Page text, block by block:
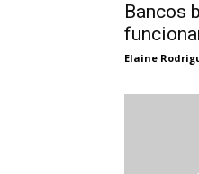
Bancos
Elaine